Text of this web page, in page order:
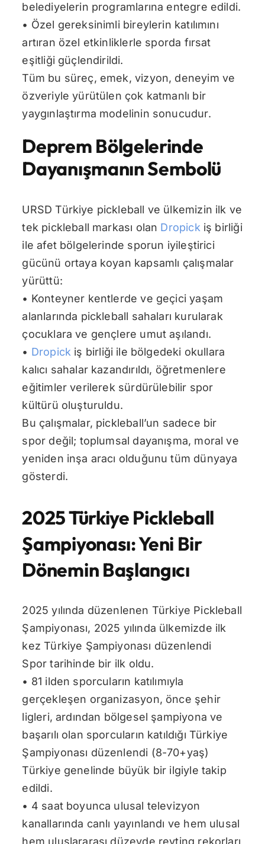
belediyelerin programlarına entegre edildi.
• Özel gereksinimli bireylerin katılımını
artıran özel etkinliklerle sporda fırsat
eşitliği güçlendirildi.
Tüm bu süreç, emek, vizyon, deneyim ve
özveriyle yürütülen çok katmanlı bir
yaygınlaştırma modelinin sonucudur.
Deprem Bölgelerinde
Dayanışmanın Sembolü
URSD Türkiye pickleball ve ülkemizin ilk ve
tek pickleball markası olan Dropick iş birliği
ile afet bölgelerinde sporun iyileştirici
gücünü ortaya koyan kapsamlı çalışmalar
yürüttü:
• Konteyner kentlerde ve geçici yaşam
alanlarında pickleball sahaları kurularak
çocuklara ve gençlere umut aşılandı.
• Dropick iş birliği ile bölgedeki okullara
kalıcı sahalar kazandırıldı, öğretmenlere
eğitimler verilerek sürdürülebilir spor
kültürü oluşturuldu.
Bu çalışmalar, pickleball’un sadece bir
spor değil; toplumsal dayanışma, moral ve
yeniden inşa aracı olduğunu tüm dünyaya
gösterdi.
2025 Türkiye Pickleball
Şampiyonası: Yeni Bir
Dönemin Başlangıcı
2025 yılında düzenlenen Türkiye Pickleball
Şampiyonası, 2025 yılında ülkemizde ilk
kez Türkiye Şampiyonası düzenlendi
Spor tarihinde bir ilk oldu.
• 81 ilden sporcuların katılımıyla
gerçekleşen organizasyon, önce şehir
ligleri, ardından bölgesel şampiyona ve
başarılı olan sporcuların katıldığı Türkiye
Şampiyonası düzenlendi (8-70+yaş)
Türkiye genelinde büyük bir ilgiyle takip
edildi.
• 4 saat boyunca ulusal televizyon
kanallarında canlı yayınlandı ve hem ulusal
hem uluslararası düzeyde reyting rekorları